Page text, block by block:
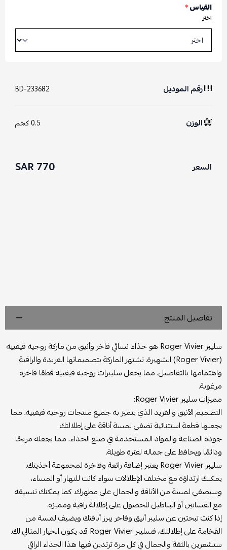
القياس*
اختر
رقم الموديل BD-233682
الوزن 0.5 كجم
السعر 770 SAR
تفاصيل المنتج
سليبر Roger Vivier هو حذاء نسائي فاخر وأنيق من ماركة روجيه فيفييه
(Roger Vivier) الشهيرة. تشتهر الماركة بتصميماتها الفريدة والراقية
واهتمامها بالتفاصيل، مما يجعل سليبرات روجيه فيفييه قطعًا فاخرة
مرغوبة.
مميزات سليبر Roger Vivier:
التصميم الأنيق والفريد الذي يتميز به جميع منتجات روجيه فيفييه، مما
يجعلها قطعة استثنائية تضفي لمسة أناقة على إطلالتك.
جودة الصناعة والمواد المستخدمة في صنع الحذاء، مما يجعله مريحًا
ودائمًا ويحافظ على جماله لفترة طويلة.
سليبر Roger Vivier يعتبر إضافة رائعة وفاخرة لمجموعة أحذيتك.
يمكنك ارتداؤه مع مختلف الإطلالات سواء كانت للنهار أو المساء،
وسيضفي لمسة من الأناقة والجمال على مظهرك. كما يمكنك تنسيقه
مع الفساتين أو البناطيل للحصول على إطلالة راقية ومميزة.
إذا كنت تبحثين عن سليبر أنيق وفاخر يبرز أناقتك ويضيف لمسة من
الفخامة على إطلالتك، فسليبر Roger Vivier قد يكون الخيار المثالي لك.
ستشعرين بالثقة والجمال في كل مرة ترتدين فيها هذا الحذاء الراقي